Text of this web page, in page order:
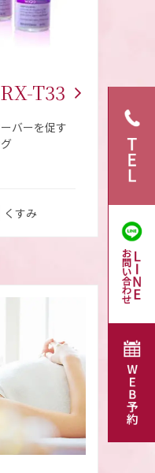
T33
バーを促す
くすみ